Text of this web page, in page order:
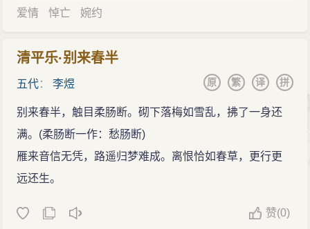
爱情 悼亡 婉约
清平乐·别来春半
五代：李煜 拼
译
繁
原
别来春半，触目柔肠断。砌下落梅如雪乱，拂了一身还
满。(柔肠断一作：愁肠断)
雁来音信无凭，路遥归梦难成。离恨恰如春草，更行更
远还生。
赞(0)